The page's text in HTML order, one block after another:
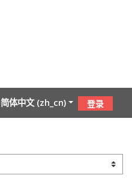
简体中文 ‎(zh_cn)‎ 登录